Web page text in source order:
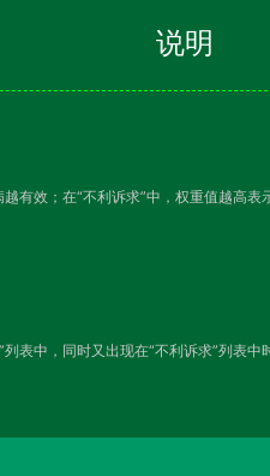
说明
有效；在“不利诉求”中，权重值越高
表中，同时又出现在“不利诉求”列表